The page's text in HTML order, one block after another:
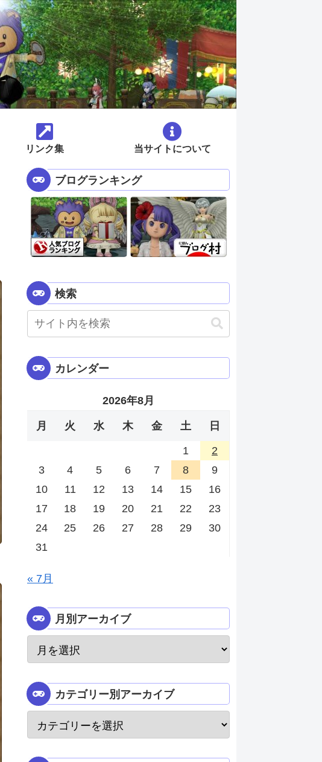
リンク集 当サイトについて
ブログランキング
検索
カレンダー
2026年8月
月 火 水 木 金 土 日
1
2
3
4 5 6 7 8
9
10
11 12 13 14 15
16
17
18 19 20 21 22
23
24
25 26 27 28 29
30
31
« 7月
月別アーカイブ
カテゴリー別アーカイブ